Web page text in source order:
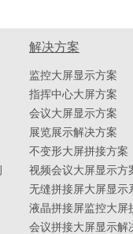
解决方案
监控大屏显示方案
指挥中心大屏方案
会议大屏显示方案
展览展示解决方案
不变形大屏拼接方案
视频会议大屏显示方
无缝拼接屏大屏显示
液晶拼接屏监控大屏
会议拼接大屏显示解